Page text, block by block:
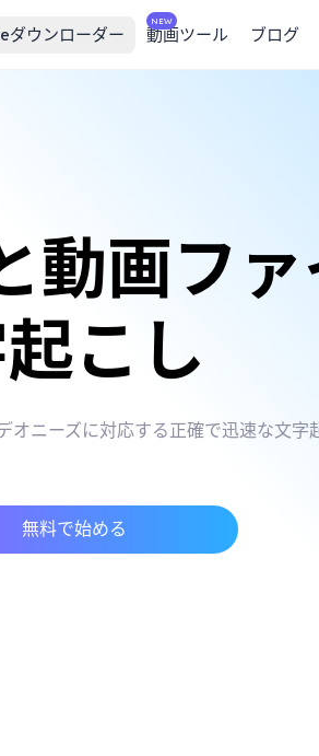
ダウンローダー
NEW
動画ツール ブログ
動画フ
こし
オニーズに対応する正確で迅速な文字
無料で始める